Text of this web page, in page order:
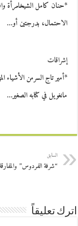
*حنان كامل الشيخامرأة
الاحتمال، بدرجتين أو…
إشراقات
*أمير تاج السرمن الأشياء
مانغويل في كتابه الصغير…
السابق
“شرفة الفردوس”
اترك تعليقاً